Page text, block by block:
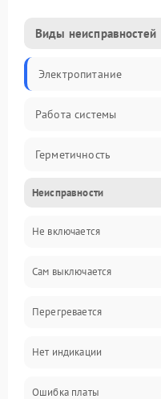
Виды неисправностей
Электропитание
Работа системы
Герметичность
Механика
Неисправности
Не включается
Сам выключается
Перегревается
Нет индикации
Ошибка платы